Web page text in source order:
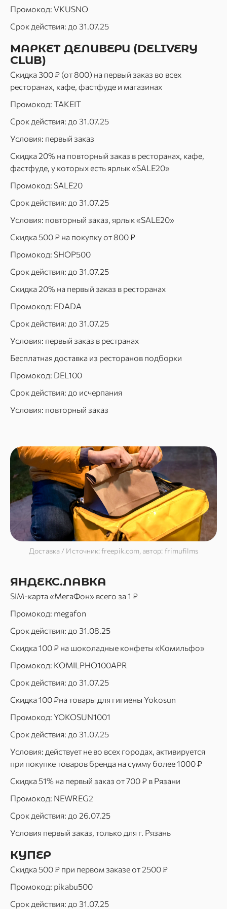
Промокод: VKUSNO
Срок действия: до 31.07.25
МАРКЕТ ДЕЛИВЕРИ (DELIVERY
CLUB)
Скидка 300 ₽ (от 800) на первый заказ во всех
ресторанах, кафе, фастфуде и магазинах
Промокод: TAKEIT
Срок действия: до 31.07.25
Условия: первый заказ
Скидка 20% на повторный заказ в ресторанах, кафе,
фастфуде, у которых есть ярлык «SALE20»
Промокод: SALE20
Срок действия: до 31.07.25
Условия: повторный заказ, ярлык «SALE20»
Скидка 500 ₽ на покупку от 800 ₽
Промокод: SHOP500
Срок действия: до 31.07.25
Скидка 20% на первый заказ в ресторанах
Промокод: EDADA
Срок действия: до 31.07.25
Условия: первый заказ в рестранах
Бесплатная доставка из ресторанов подборки
Промокод: DEL100
Срок действия: до исчерпания
Условия: повторный заказ
Доставка / Источник: freepik.com, автор: frimufilms
ЯНДЕКС.ЛАВКА
SIM-карта «МегаФон» всего за 1 ₽
Промокод: megafon
Срок действия: до 31.08.25
Скидка 100 ₽ на шоколадные конфеты «Комильфо»
Промокод: KOMILPHO100APR
Срок действия: до 31.07.25
Скидка 100 ₽на товары для гигиены Yokosun
Промокод: YOKOSUN1001
Срок действия: до 31.07.25
Условия: действует не во всех городах, активируется
при покупке товаров бренда на сумму более 1000 ₽
Скидка 51% на первый заказ от 700 ₽ в Рязани
Промокод: NEWREG2
Срок действия: до 26.07.25
Условия первый заказ, только для г. Рязань
КУПЕР
Скидка 500 ₽ при первом заказе от 2500 ₽
Промокод: pikabu500
Срок действия: до 31.07.25